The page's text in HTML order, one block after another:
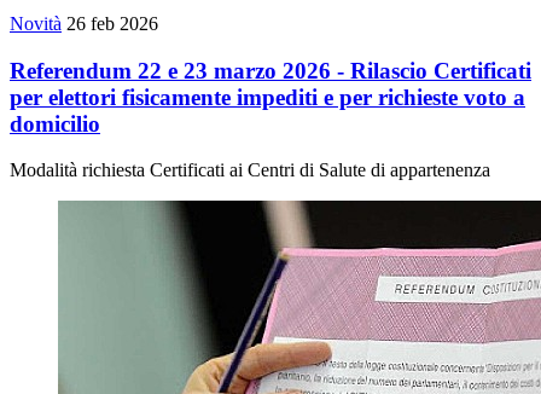
Novità 26 feb 2026
Referendum 22 e 23 marzo 2026 - Rilascio Certificati
per elettori fisicamente impediti e per richieste voto a
domicilio
Modalità richiesta Certificati ai Centri di Salute di appartenenza